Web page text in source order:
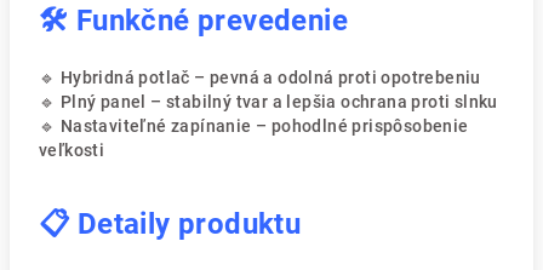
🛠️ Funkčné prevedenie
🔹 Hybridná potlač – pevná a odolná proti opotrebeniu
🔹 Plný panel – stabilný tvar a lepšia ochrana proti slnku
🔹 Nastaviteľné zapínanie – pohodlné prispôsobenie
veľkosti
📋 Detaily produktu